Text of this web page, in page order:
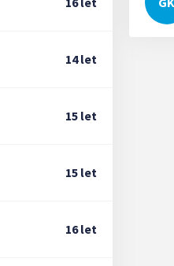
14 let
15 let
15 let
16 let